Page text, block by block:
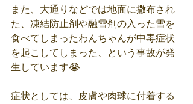
また、大通りなどでは地面に撒布され
た、凍結防止剤や融雪剤の入った雪を
食べてしまったわんちゃんが中毒症状
を起こしてしまった、という事故が発
生しています😭
症状としては、皮膚や肉球に付着する